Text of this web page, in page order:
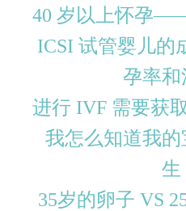
40 岁以上怀孕
ICSI 试管婴儿的
孕率和
进行 IVF 需要获
我怎么知道我
生
35岁的卵子 VS